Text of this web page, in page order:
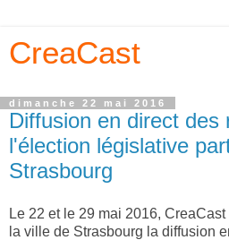
CreaCast
dimanche 22 mai 2016
Diffusion en direct des
l'élection législative
Strasbourg
Le 22 et le 29 mai 2016,
la ville de Strasbourg la diffusion